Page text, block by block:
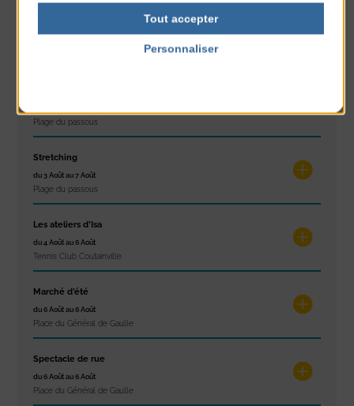
Plage du passous
Stretching
du 3 Août au 7 Août
Plage du passous
Les ateliers d’Isa
du 4 Août au 6 Août
Tennis Club Coutainville
Marché d’été
du 6 Août au 6 Août
Place du Général de Gaulle
Spectacle de rue
du 6 Août au 6 Août
Place du Général de Gaulle
Tout accepter
Personnaliser